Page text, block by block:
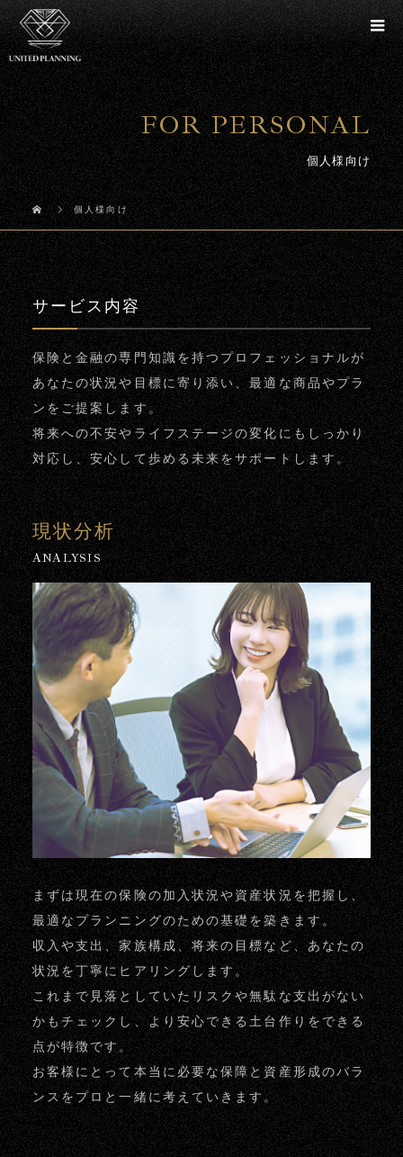
FOR PERSONAL
個人様向け
個人様向け
サービス内容
保険と金融の専門知識を持つプロフェッショナルが
あなたの状況や目標に寄り添い、最適な商品やプラ
ンをご提案します。
将来への不安やライフステージの変化にもしっかり
対応し、安心して歩める未来をサポートします。
現状分析
ANALYSIS
まずは現在の保険の加入状況や資産状況を把握し、
最適なプランニングのための基礎を築きます。
収入や支出、家族構成、将来の目標など、あなたの
状況を丁寧にヒアリングします。
これまで見落としていたリスクや無駄な支出がない
かもチェックし、より安心できる土台作りをできる
点が特徴です。
お客様にとって本当に必要な保障と資産形成のバラ
ンスをプロと一緒に考えていきます。